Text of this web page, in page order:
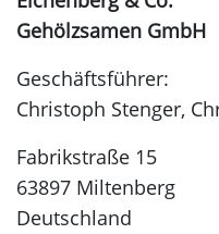
Gehölzsamen GmbH
Geschäftsführer:
Christoph Stenger,
Fabrikstraße 15
63897 Miltenberg
Deutschland